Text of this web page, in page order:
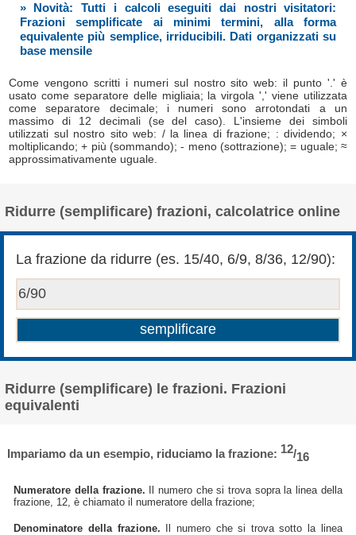
» Novità: Tutti i calcoli eseguiti dai nostri visitatori:
Frazioni semplificate ai minimi termini, alla forma
equivalente più semplice, irriducibili. Dati organizzati su
base mensile
Come vengono scritti i numeri sul nostro sito web: il punto '.' è
usato come separatore delle migliaia; la virgola ',' viene utilizzata
come separatore decimale; i numeri sono arrotondati a un
massimo di 12 decimali (se del caso). L'insieme dei simboli
utilizzati sul nostro sito web: / la linea di frazione; : dividendo; ×
moltiplicando; + più (sommando); - meno (sottrazione); = uguale; ≈
approssimativamente uguale.
Ridurre (semplificare) frazioni, calcolatrice online
La frazione da ridurre (es. 15/40, 6/9, 8/36, 12/90):
Ridurre (semplificare) le frazioni. Frazioni
equivalenti
Impariamo da un esempio, riduciamo la frazione: 12/16
Numeratore della frazione. Il numero che si trova sopra la linea della
frazione, 12, è chiamato il numeratore della frazione;
Denominatore della frazione. Il numero che si trova sotto la linea